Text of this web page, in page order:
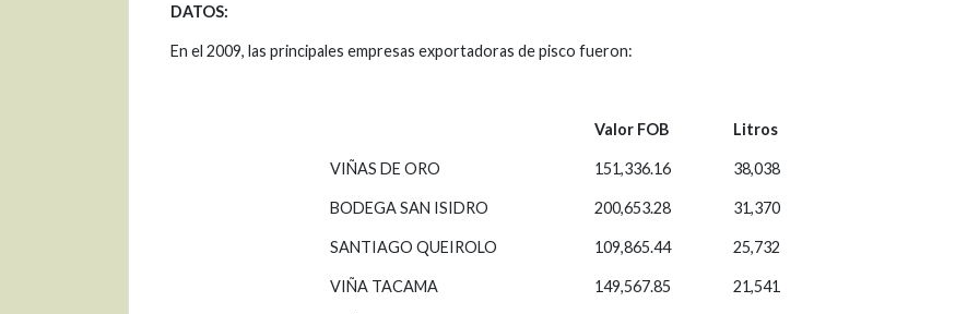
DATOS:
En el 2009, las principales empresas exportadoras de pisco fueron:
Valor FOB Litros
VIÑAS DE ORO 151,336.16 38,038
BODEGA SAN ISIDRO 200,653.28 31,370
SANTIAGO QUEIROLO 109,865.44 25,732
VIÑA TACAMA 149,567.85 21,541